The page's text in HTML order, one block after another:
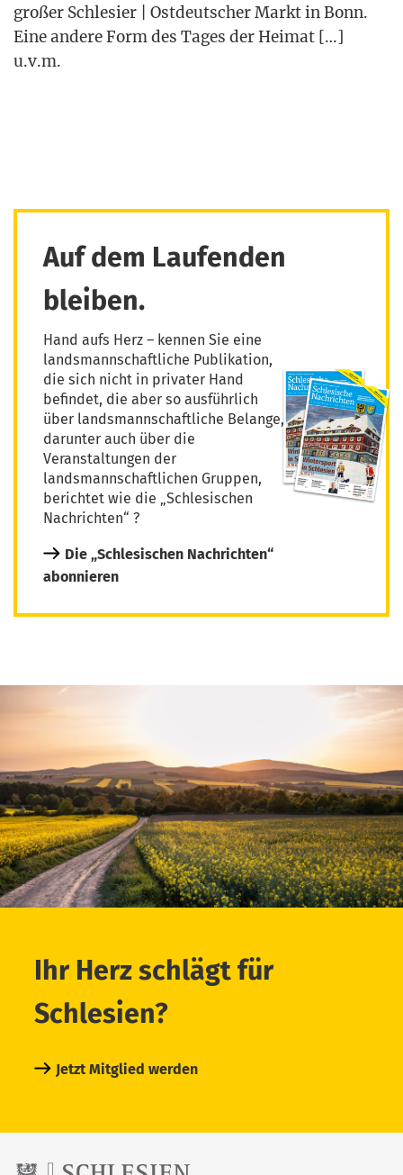
gro­ßer Schle­si­er | Ost­deut­scher Markt in Bonn.
Eine ande­re Form des Tages der Hei­mat […]
u.v.m.
Auf dem Laufenden
bleiben.
Hand aufs Herz – kennen Sie eine
landsmannschaftliche Publikation,
die sich nicht in privater Hand
befindet, die aber so ausführlich
über landsmannschaftliche Belange,
darunter auch über die
Veranstaltungen der
landsmannschaftlichen Gruppen,
berichtet wie die „Schlesischen
Nachrichten“ ?
Die „Schlesischen Nachrichten“
abonnieren
Ihr Herz schlägt für
Schlesien?
Jetzt Mitglied werden